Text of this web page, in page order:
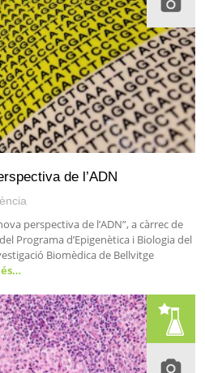
de l’ADN
perspectiva de l’ADN”, a càrrec de
Programa d’Epigenètica i Biologia del
Biomèdica de Bellvitge